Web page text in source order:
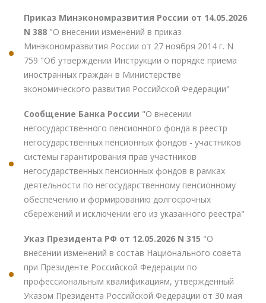
Приказ Минэкономразвития России от 14.05.2026
N 388 "О внесении изменений в приказ
Минэкономразвития России от 27 ноября 2014 г. N
759 "Об утверждении Инструкции о порядке приема
иностранных граждан в Министерстве
экономического развития Российской Федерации"
Сообщение Банка России "О внесении
негосударственного пенсионного фонда в реестр
негосударственных пенсионных фондов - участников
системы гарантирования прав участников
негосударственных пенсионных фондов в рамках
деятельности по негосударственному пенсионному
обеспечению и формированию долгосрочных
сбережений и исключении его из указанного реестра"
Указ Президента РФ от 12.05.2026 N 315 "О
внесении изменений в состав Национального совета
при Президенте Российской Федерации по
профессиональным квалификациям, утвержденный
Указом Президента Российской Федерации от 30 мая